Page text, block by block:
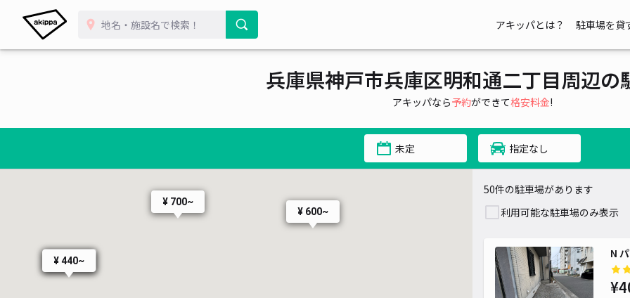
アキッパとは？ 駐車場を貸
兵庫県神戸市兵庫区明和通二丁目周辺の
アキッパなら予約ができて格安料金!
未定 指定なし
¥ 600~
¥ 400~
¥ 440~
¥ 700~
¥ 250~
¥ 700~
¥ 1,000~
¥ 250~
¥ 750~
¥ 700~
50件の駐車場があります
利用可能な駐車場のみ表示
N